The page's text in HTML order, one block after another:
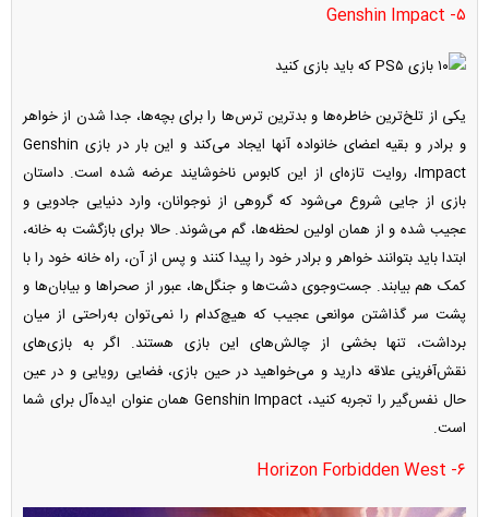
۵- Genshin Impact
یکی از تلخ‌ترین خاطره‌ها و بدترین ترس‌ها را برای بچه‌ها، جدا شدن از خواهر
و برادر و بقیه اعضای خانواده آن‎ها ایجاد می‌کند و این بار در بازی Genshin
Impact، روایت تازه‌ای از این کابوس ناخوشایند عرضه شده است. داستان
بازی از جایی شروع می‌شود که گروهی از نوجوانان، وارد دنیایی جادویی و
عجیب شده و از همان اولین لحظه‌ها، گم می‌شوند. حالا برای بازگشت به خانه،
ابتدا باید بتوانند خواهر و برادر خود را پیدا کنند و پس از آن، راه خانه خود را با
کمک هم بیابند. جست‌وجوی دشت‌ها و جنگل‌ها، عبور از صحرا‌ها و بیابان‌ها و
پشت سر گذاشتن موانعی عجیب که هیچ‌کدام را نمی‌توان به‌راحتی از میان
برداشت، تنها بخشی از چالش‌های این بازی هستند. اگر به بازی‌های
نقش‌آفرینی علاقه دارید و می‌خواهید در حین بازی، فضایی رویایی و در عین
حال نفس‌گیر را تجربه کنید، Genshin Impact همان عنوان ایده‌آل برای شما
است.
۶- Horizon Forbidden West